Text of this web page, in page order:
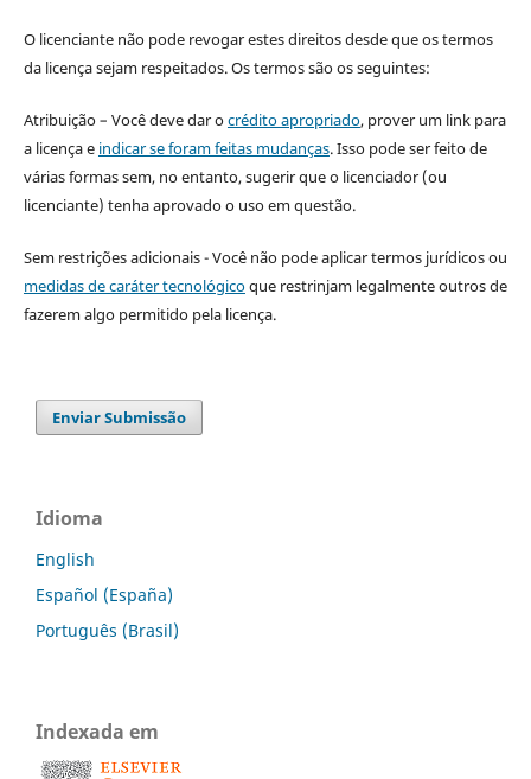
O licenciante não pode revogar estes direitos desde que os termos
da licença sejam respeitados. Os termos são os seguintes:
Atribuição – Você deve dar ocrédito apropriado, prover um link para
a licença e indicar se foram feitas mudanças. Isso pode ser feito de
várias formas sem, no entanto, sugerir que o licenciador (ou
licenciante) tenha aprovado o uso em questão.
Sem restrições adicionais - Você não pode aplicar termos jurídicos ou
medidas de caráter tecnológicoque restrinjam legalmente outros de
fazerem algo permitido pela licença.
Enviar Submissão
Idioma
English
Español (España)
Português (Brasil)
Indexada em